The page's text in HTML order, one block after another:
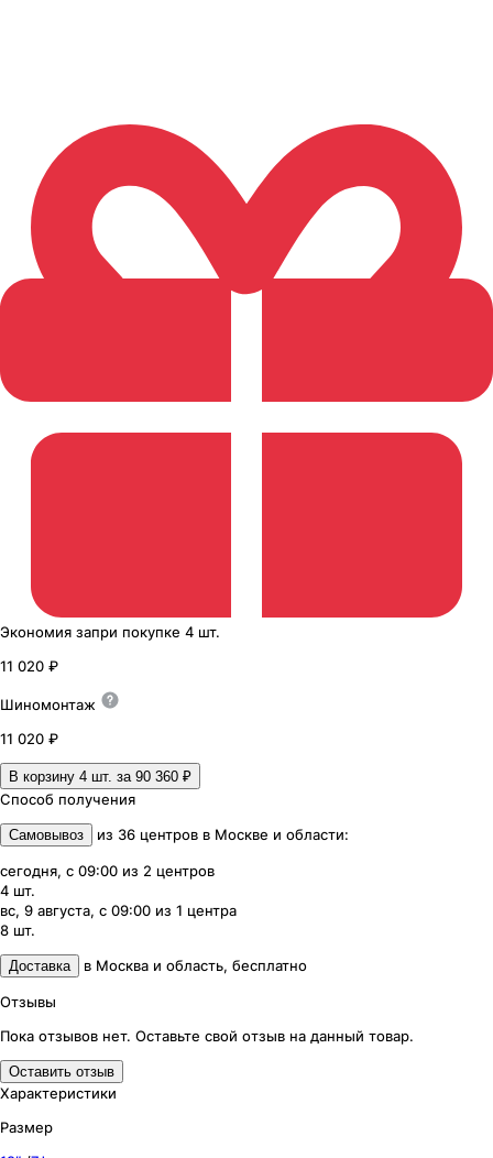
Экономия запри покупке 4 шт.
11 020 ₽
Шиномонтаж
11 020 ₽
В корзину 4 шт. за 90 360 ₽
Способ получения
Самовывоз из 36 центров в Москве и области:
сегодня, с 09:00 из 2 центров
4 шт.
вс, 9 августа, с 09:00 из 1 центра
8 шт.
Доставка в Москва и область, бесплатно
Отзывы
Пока отзывов нет. Оставьте свой отзыв на данный товар.
Оставить отзыв
Характеристики
Размер